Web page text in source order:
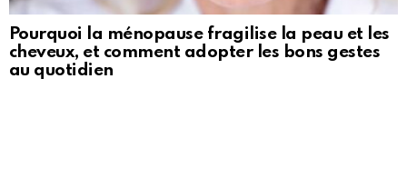
Pourquoi la ménopause fragilise la peau et les
cheveux, et comment adopter les bons gestes
au quotidien